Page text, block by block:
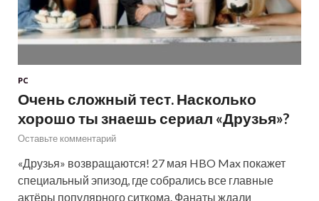
PC
Очень сложный тест. Насколько
хорошо ты знаешь сериал «Друзья»?
Оставьте комментарий
«Друзья» возвращаются! 27 мая HBO Max покажет
специальный эпизод, где собрались все главные
актёры популярного ситкома. Фанаты ждали